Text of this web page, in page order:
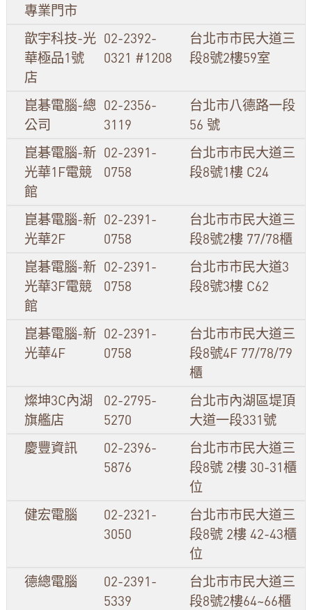
專業門市
歆宇科技-光
華極品1號
店
02-2392-
0321 #1208
台北市市民大道三
段8號2樓59室
崑碁電腦-總
公司
02-2356-
3119
台北市八德路一段
56 號
崑碁電腦-新
光華1F電競
館
02-2391-
0758
台北市市民大道三
段8號1樓 C24
崑碁電腦-新
光華2F
02-2391-
0758
台北市市民大道三
段8號2樓 77/78櫃
崑碁電腦-新
光華3F電競
館
02-2391-
0758
台北市市民大道3
段8號3樓 C62
崑碁電腦-新
光華4F
02-2391-
0758
台北市市民大道三
段8號4F 77/78/79
櫃
燦坤3C內湖
旗艦店
02-2795-
5270
台北市內湖區堤頂
大道一段331號
慶豐資訊
02-2396-
5876
台北市市民大道三
段8號 2樓 30-31櫃
位
健宏電腦
02-2321-
3050
台北市市民大道三
段8號 2樓 42-43櫃
位
德總電腦
02-2391-
5339
台北市市民大道三
段8號2樓64~66櫃